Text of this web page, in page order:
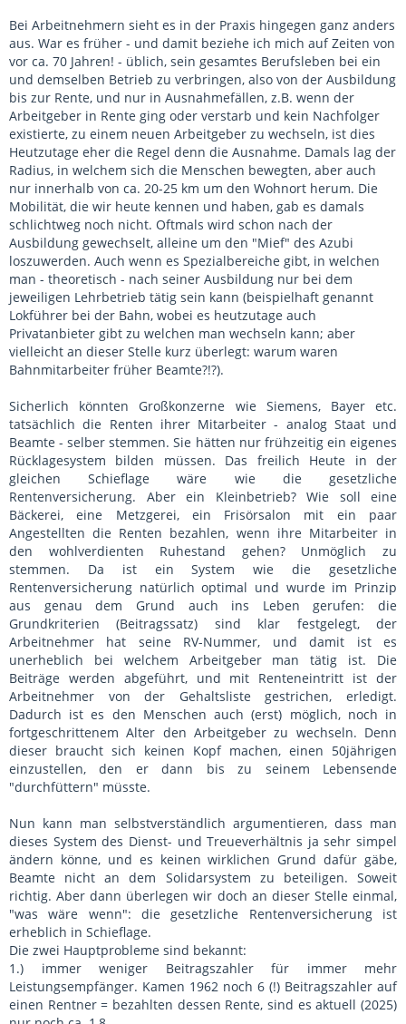
Bei Arbeitnehmern sieht es in der Praxis hingegen ganz anders
aus. War es früher - und damit beziehe ich mich auf Zeiten von
vor ca. 70 Jahren! - üblich, sein gesamtes Berufsleben bei ein
und demselben Betrieb zu verbringen, also von der Ausbildung
bis zur Rente, und nur in Ausnahmefällen, z.B. wenn der
Arbeitgeber in Rente ging oder verstarb und kein Nachfolger
existierte, zu einem neuen Arbeitgeber zu wechseln, ist dies
Heutzutage eher die Regel denn die Ausnahme. Damals lag der
Radius, in welchem sich die Menschen bewegten, aber auch
nur innerhalb von ca. 20-25 km um den Wohnort herum. Die
Mobilität, die wir heute kennen und haben, gab es damals
schlichtweg noch nicht. Oftmals wird schon nach der
Ausbildung gewechselt, alleine um den "Mief" des Azubi
loszuwerden. Auch wenn es Spezialbereiche gibt, in welchen
man - theoretisch - nach seiner Ausbildung nur bei dem
jeweiligen Lehrbetrieb tätig sein kann (beispielhaft genannt
Lokführer bei der Bahn, wobei es heutzutage auch
Privatanbieter gibt zu welchen man wechseln kann; aber
vielleicht an dieser Stelle kurz überlegt: warum waren
Bahnmitarbeiter früher Beamte?!?).
Sicherlich könnten Großkonzerne wie Siemens, Bayer etc.
tatsächlich die Renten ihrer Mitarbeiter - analog Staat und
Beamte - selber stemmen. Sie hätten nur frühzeitig ein eigenes
Rücklagesystem bilden müssen. Das freilich Heute in der
gleichen Schieflage wäre wie die gesetzliche
Rentenversicherung. Aber ein Kleinbetrieb? Wie soll eine
Bäckerei, eine Metzgerei, ein Frisörsalon mit ein paar
Angestellten die Renten bezahlen, wenn ihre Mitarbeiter in
den wohlverdienten Ruhestand gehen? Unmöglich zu
stemmen. Da ist ein System wie die gesetzliche
Rentenversicherung natürlich optimal und wurde im Prinzip
aus genau dem Grund auch ins Leben gerufen: die
Grundkriterien (Beitragssatz) sind klar festgelegt, der
Arbeitnehmer hat seine RV-Nummer, und damit ist es
unerheblich bei welchem Arbeitgeber man tätig ist. Die
Beiträge werden abgeführt, und mit Renteneintritt ist der
Arbeitnehmer von der Gehaltsliste gestrichen, erledigt.
Dadurch ist es den Menschen auch (erst) möglich, noch in
fortgeschrittenem Alter den Arbeitgeber zu wechseln. Denn
dieser braucht sich keinen Kopf machen, einen 50jährigen
einzustellen, den er dann bis zu seinem Lebensende
"durchfüttern" müsste.
Nun kann man selbstverständlich argumentieren, dass man
dieses System des Dienst- und Treueverhältnis ja sehr simpel
ändern könne, und es keinen wirklichen Grund dafür gäbe,
Beamte nicht an dem Solidarsystem zu beteiligen. Soweit
richtig. Aber dann überlegen wir doch an dieser Stelle einmal,
"was wäre wenn": die gesetzliche Rentenversicherung ist
erheblich in Schieflage.
Die zwei Hauptprobleme sind bekannt:
1.) immer weniger Beitragszahler für immer mehr
Leistungsempfänger. Kamen 1962 noch 6 (!) Beitragszahler auf
einen Rentner = bezahlten dessen Rente, sind es aktuell (2025)